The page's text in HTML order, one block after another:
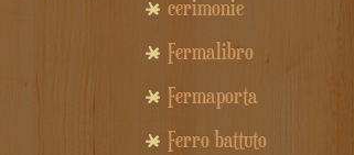
cerimonie
Fermalibro
Fermaporta
Ferro battuto